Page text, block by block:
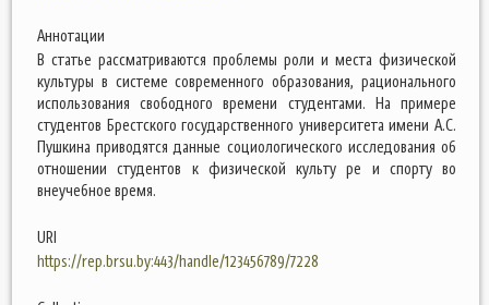
Аннотации
В статье рассматриваются проблемы роли и места физической
культуры в системе современного образования, рационального
использования свободного времени студентами. На примере
студентов Брестского государственного университета имени А.С.
Пушкина приводятся данные социологического исследования об
отношении студентов к физической культу ре и спорту во
внеучебное время.
URI
https://rep.brsu.by:443/handle/123456789/7228